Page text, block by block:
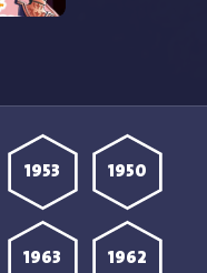
مترجمة
1950
1953
1962
1963